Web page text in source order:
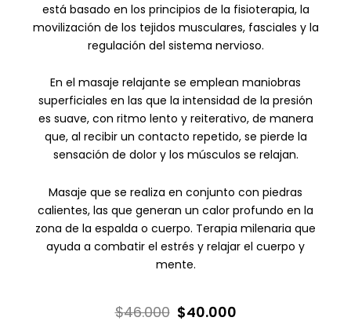
está basado en los principios de la fisioterapia, la
movilización de los tejidos musculares, fasciales y la
regulación del sistema nervioso.
En el masaje relajante se emplean maniobras
superficiales en las que la intensidad de la presión
es suave, con ritmo lento y reiterativo, de manera
que, al recibir un contacto repetido, se pierde la
sensación de dolor y los músculos se relajan.
Masaje que se realiza en conjunto con piedras
calientes, las que generan un calor profundo en la
zona de la espalda o cuerpo. Terapia milenaria que
ayuda a combatir el estrés y relajar el cuerpo y
mente.
$46.000 El
$40.000El